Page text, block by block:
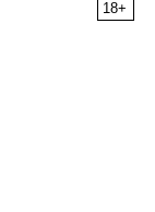
18+